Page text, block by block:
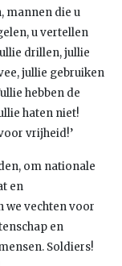
mannen die u
u vertellen
drillen, jullie
jullie gebruiken
hebben de
haten niet!
vrijheid!’
om nationale
en
we vechten voor
en
Soldiers!